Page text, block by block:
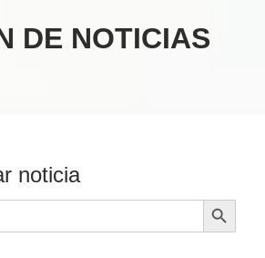
DE NOTICIAS
noticia
Botón de búsqueda